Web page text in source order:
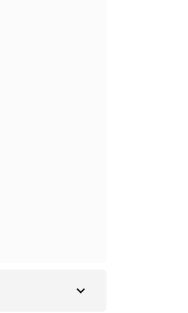
expand_more